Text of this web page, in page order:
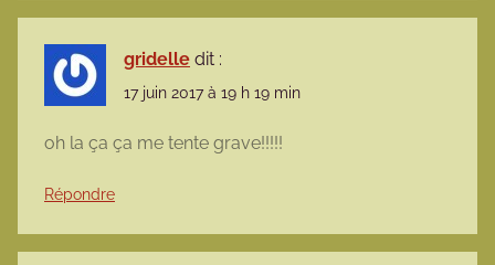
gridelle dit :
17 juin 2017 à 19 h 19 min
oh la ça ça me tente grave!!!!!
Répondre